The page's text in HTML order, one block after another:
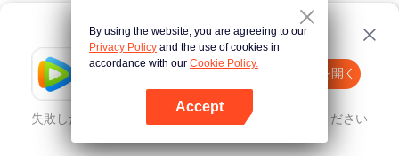
Tencent Video
Appを開く
失敗したとき、 こちらをクリック 再度試してみてください
By using the website, you are agreeing to our
Privacy Policy and the use of cookies in
accordance with our Cookie Policy.
Accept